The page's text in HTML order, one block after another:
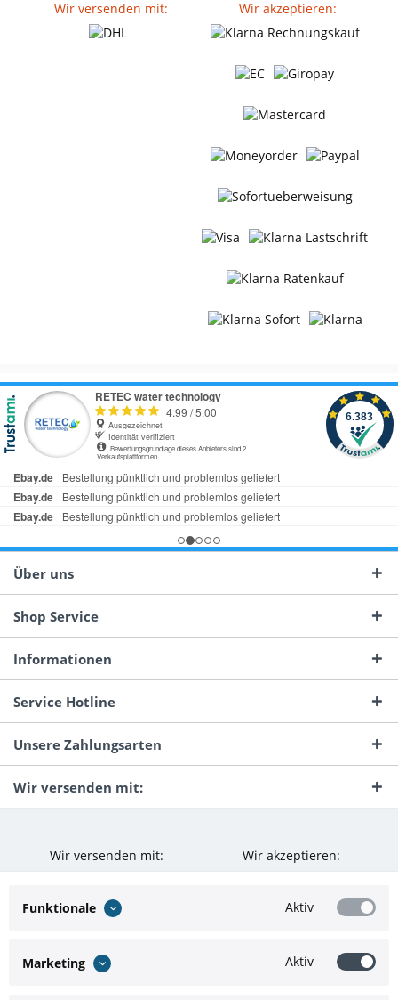
Wir versenden mit: Wir akzeptieren:
Über uns
Shop Service
Informationen
Service Hotline
Unsere Zahlungsarten
Wir versenden mit:
Wir versenden mit: Wir akzeptieren:
Funktionale Aktiv
Marketing Aktiv